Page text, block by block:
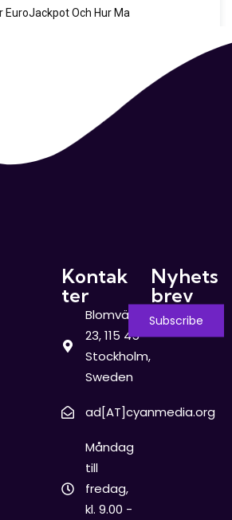
EuroJackpot Och Hur Ma
Kontak
ter
Blomvägen
23, 115 45
Stockholm,
Sweden
ad[AT]cyanmedia.org
Måndag
till
fredag,
kl. 9.00 -
Nyhets
brev